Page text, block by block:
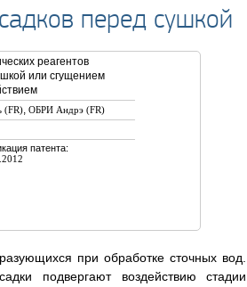
перед сушкой
реагентов
или сгущением
(FR), ОБРИ Андрэ (FR)
патента:
при обработке сточных вод.
подвергают воздействию стадии